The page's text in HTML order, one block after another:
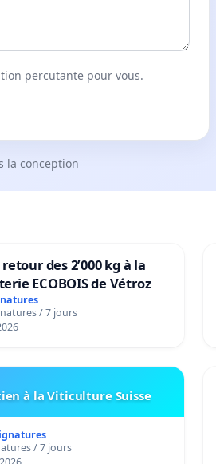
percutante pour vous.
la conception
des 2’000 kg à la
ECOBOIS de Vétroz
/ 7 jours
à la Viticulture Suisse
/ 7 jours